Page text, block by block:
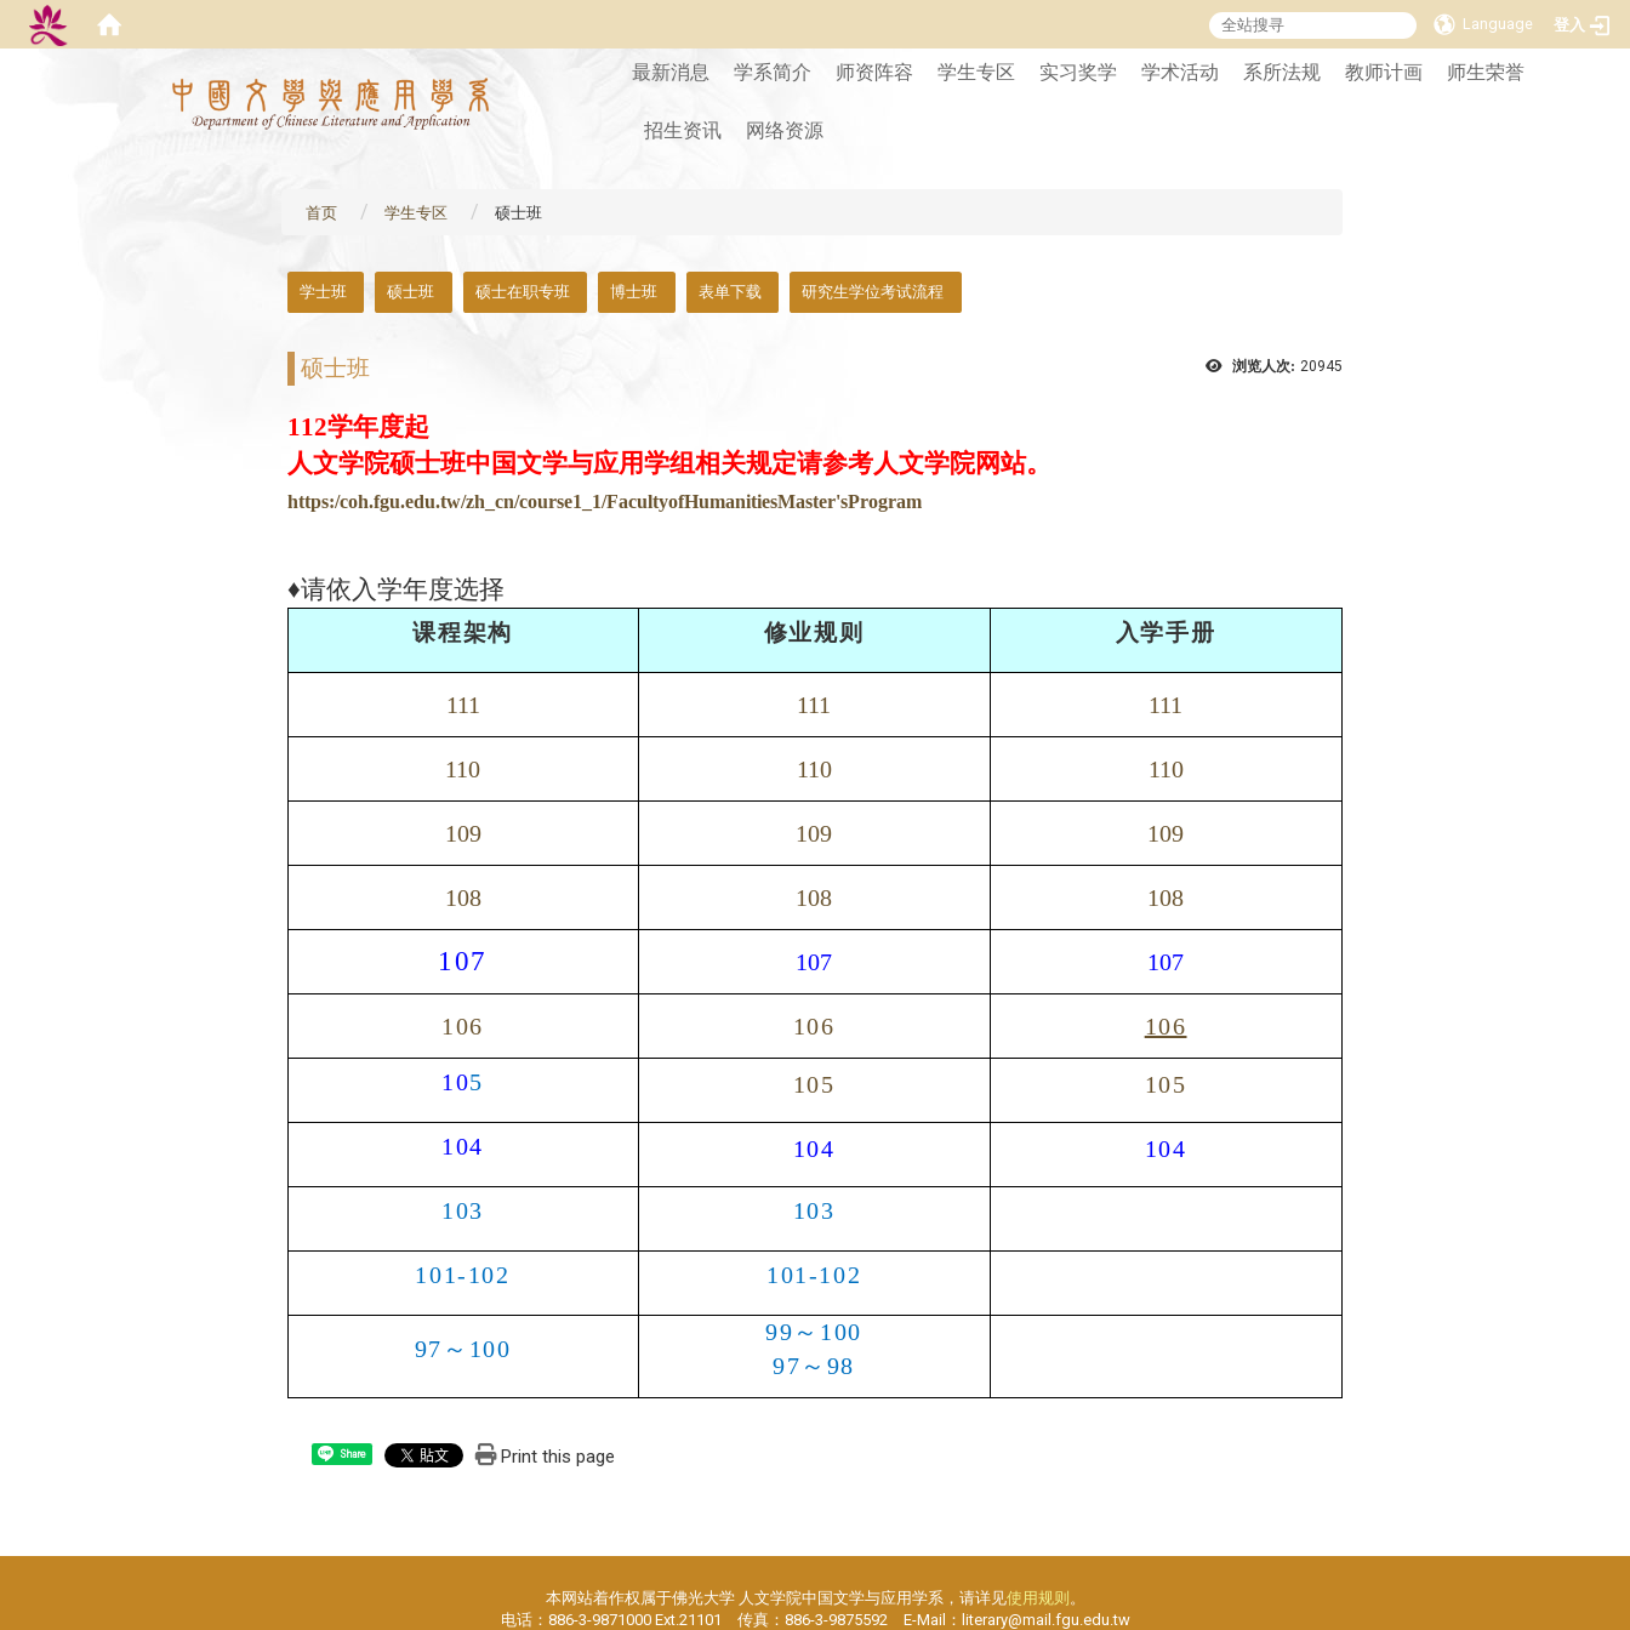
Language 登入
最新消息 学系简介 师资阵容 学生专区 实习奖学 学术活动 系所法规 教师计画 师生荣誉
招生资讯 网络资源
首页 学生专区 硕士班
学士班 硕士班 硕士在职专班 博士班 表单下载 研究生学位考试流程
浏览人次: 20945
硕士班
112学年度起
人文学院硕士班中国文学与应用学组相关规定请参考人文学院网站。
https:/coh.fgu.edu.tw/zh_cn/course1_1/FacultyofHumanitiesMaster'sProgram
♦请依入学年度选择
课程架构 修业规则 入学手册
111 111 111
110 110 110
109 109 109
108 108 108
107 107 107
106 106 106
105 105 105
104 104 104
103 103
101-102 101 -102
97 ～ 100
99 ～ 100
97 ～ 98
Share Print this page
本网站着作权属于佛光大学 人文学院中国文学与应用学系，请详见使用规则 。
电话：886-3-9871000 Ext.21101 传真：886-3-9875592 E-Mail：literary@mail.fgu.edu.tw